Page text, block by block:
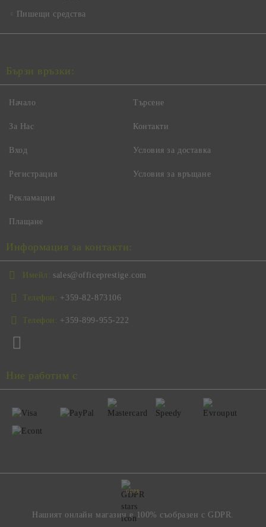
Пишещи средства
Бързи връзки:
Начало
За Нас
Вход
Регистрация
Търсене
Контакти
Условия за доставка
Условия за връщане
Рекламации
Плащане
Информация за контакти:
Имейл: sales@officeprestige.com
Телефон: +359-82-873106
Телефон: +359-899-955-222
Ние работим с
GDPR
Нашият онлайн магазин е 100% съобразен с GDPR.